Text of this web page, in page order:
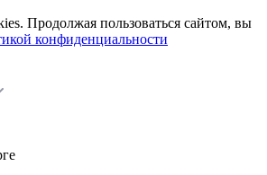
Продолжая пользоваться сайтом, вы
конфиденциальности